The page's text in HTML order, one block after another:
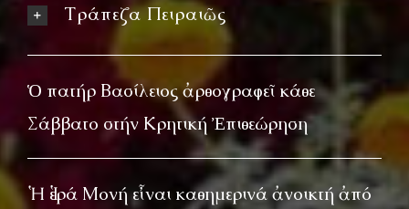
Τράπεζα Πειραιῶς
Ὁ πατήρ Βασίλειος ἀρθογραφεῖ κάθε
Σάββατο στήν Κρητική Ἐπιθεώρηση
Ἡ Ἱερά Μονή εἶναι καθημερινά ἀνοικτή ἀπό